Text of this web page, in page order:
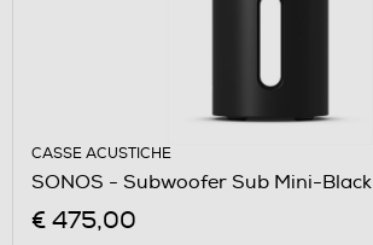
CASSE ACUSTICHE
SONOS - Subwoofer Sub Mini-Black
€ 475,00